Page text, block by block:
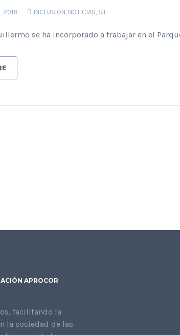
2018 INCLUSION NOTICIAS SIL
se ha incorporado a trabajar en el
APROCOR
facilitando la
la sociedad de las